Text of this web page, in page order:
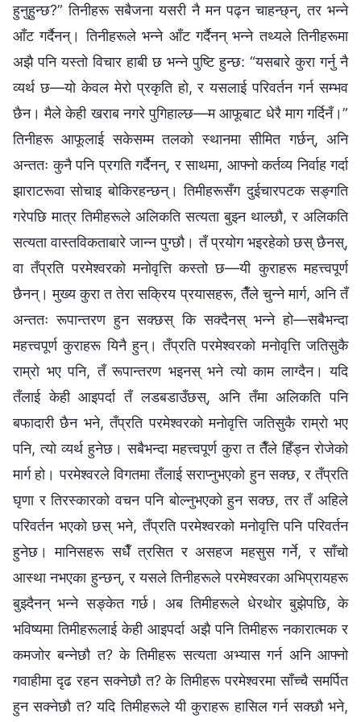
हुनुहुन्छ?” तिनीहरू सबैजना यसरी नै मन पढ्न चाहन्छ्न्, तर भन्‍ने
आँट गर्दैनन्। तिनीहरूले भन्‍ने आँट गर्दैनन् भन्‍ने तथ्यले तिनीहरूमा
अझै पनि यस्तो विचार हाबी छ भन्‍ने पुष्टि हुन्छ: “यसबारे कुरा गर्नु नै
व्यर्थ छ—यो केवल मेरो प्रकृति हो, र यसलाई परिवर्तन गर्न सम्भव
छैन। मैले केही खराब नगरे पुगिहाल्छ—म आफूबाट धेरै माग गर्दिनँ।”
तिनीहरू आफूलाई सकेसम्म तलको स्थानमा सीमित गर्छन्, अनि
अन्ततः कुनै पनि प्रगति गर्दैनन्, र साथमा, आफ्नो कर्तव्य निर्वाह गर्दा
झाराटरूवा सोचाइ बोकिरहन्छन्। तिमीहरूसँग दुईचारपटक सङ्गति
गरेपछि मात्र तिमीहरूले अलिकति सत्यता बुझ्न थाल्छौ, र अलिकति
सत्यता वास्तविकताबारे जान्‍न पुग्छौ। तँ प्रयोग भइरहेको छस् छैनस्,
वा तँप्रति परमेश्‍वरको मनोवृत्ति कस्तो छ—यी कुराहरू महत्त्वपूर्ण
छैनन्। मुख्य कुरा त तेरा सक्रिय प्रयासहरू, तैँले चुन्ने मार्ग, अनि तँ
अन्ततः रूपान्तरण हुन सक्छस् कि सक्दैनस् भन्‍ने हो—सबैभन्दा
महत्त्वपूर्ण कुराहरू यिनै हुन्। तँप्रति परमेश्‍वरको मनोवृत्ति जतिसुकै
राम्रो भए पनि, तँ रूपान्तरण भइनस् भने त्यो काम लाग्दैन। यदि
तँलाई केही आइपर्दा तँ लडबडाउँछस्, अनि तँमा अलिकति पनि
बफादारी छैन भने, तँप्रति परमेश्‍वरको मनोवृत्ति जतिसुकै राम्रो भए
पनि, त्यो व्यर्थ हुनेछ। सबैभन्दा महत्त्वपूर्ण कुरा त तैँले हिँड्न रोजेको
मार्ग हो। परमेश्‍वरले विगतमा तँलाई सराप्नुभएको हुन सक्छ, र तँप्रति
घृणा र तिरस्कारको वचन पनि बोल्नुभएको हुन सक्छ, तर तँ अहिले
परिवर्तन भएको छस् भने, तँप्रति परमेश्‍वरको मनोवृत्ति पनि परिवर्तन
हुनेछ। मानिसहरू सधैँ त्रसित र असहज महसुस गर्ने, र साँचो
आस्था नभएका हुन्छन्, र यसले तिनीहरूले परमेश्‍वरका अभिप्रायहरू
बुझ्दैनन् भन्‍ने सङ्केत गर्छ। अब तिमीहरूले धेरथोर बुझेपछि, के
भविष्यमा तिमीहरूलाई केही आइपर्दा अझै पनि तिमीहरू नकारात्मक र
कमजोर बन्नेछौ त? के तिमीहरू सत्यता अभ्यास गर्न अनि आफ्नो
गवाहीमा दृढ रहन सक्नेछौ त? के तिमीहरू परमेश्‍वरमा साँच्चै समर्पित
हुन सक्नेछौ त? यदि तिमीहरूले यी कुराहरू हासिल गर्न सक्छौ भने,